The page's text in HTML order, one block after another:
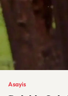
Asayis